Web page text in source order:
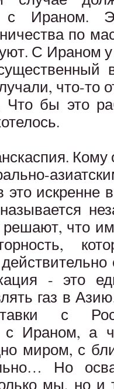
с Ираном.
по
С Ираном
что-то
Что бы это
это искренне
что
- это
газ в
с
с Ираном, а
миром, с
Но
мы, но и